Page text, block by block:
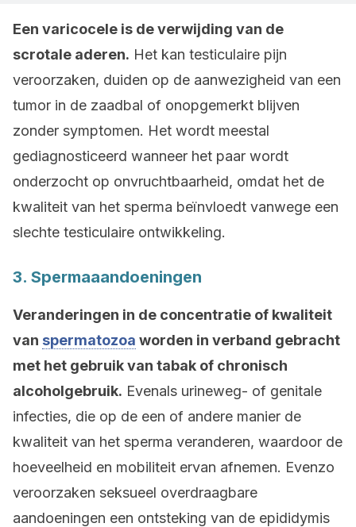
Een varicocele is de verwijding van de
scrotale aderen. Het kan testiculaire pijn
veroorzaken, duiden op de aanwezigheid van een
tumor in de zaadbal of onopgemerkt blijven
zonder symptomen. Het wordt meestal
gediagnosticeerd wanneer het paar wordt
onderzocht op onvruchtbaarheid, omdat het de
kwaliteit van het sperma beïnvloedt vanwege een
slechte testiculaire ontwikkeling.
3. Spermaaandoeningen
Veranderingen in de concentratie of kwaliteit
van spermatozoa worden in verband gebracht
met het gebruik van tabak of chronisch
alcoholgebruik. Evenals urineweg- of genitale
infecties, die op de een of andere manier de
kwaliteit van het sperma veranderen, waardoor de
hoeveelheid en mobiliteit ervan afnemen. Evenzo
veroorzaken seksueel overdraagbare
aandoeningen een ontsteking van de epididymis